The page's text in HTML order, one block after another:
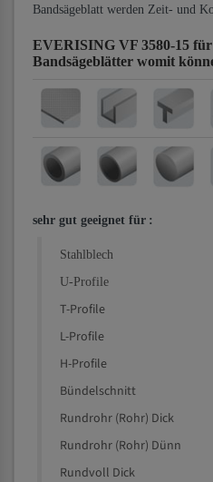
Bandsägeblatt werden Zeit- und
EVERISING VF 3580-15
Bandsägeblätter womit
sehr gut geeignet für :
Stahlblech
U-Profile
T-Profile
L-Profile
H-Profile
Bündelschnitt
Rundrohr (Rohr) Dick
Rundrohr (Rohr) Dünn
Rundvoll Dick